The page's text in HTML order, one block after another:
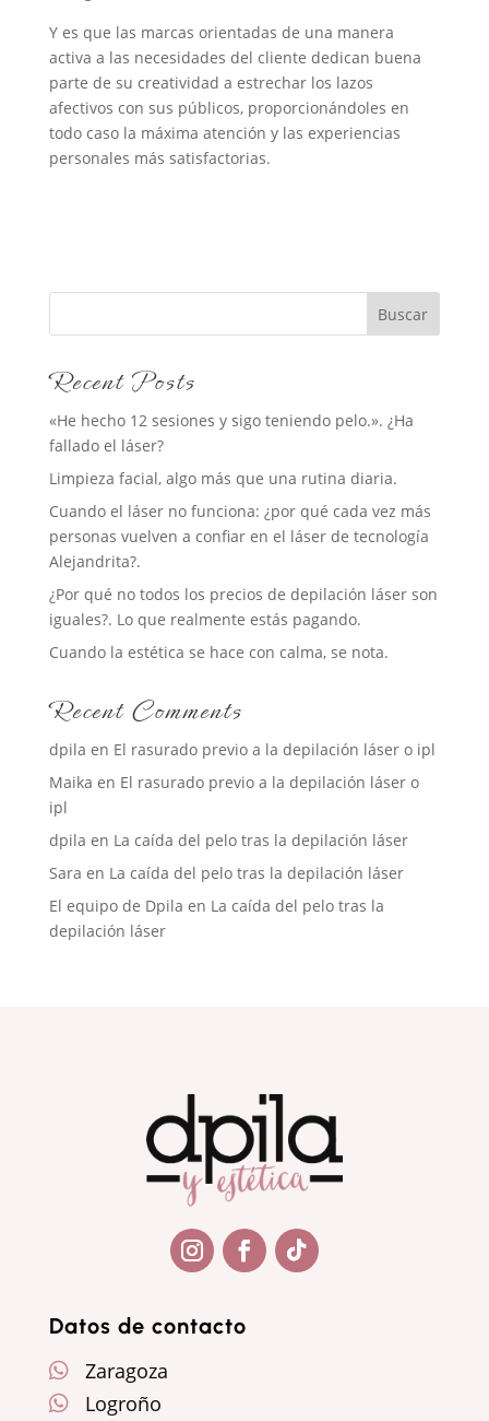
Y es que las marcas orientadas de una manera
activa a las necesidades del cliente dedican buena
parte de su creatividad a estrechar los lazos
afectivos con sus públicos, proporcionándoles en
todo caso la máxima atención y las experiencias
personales más satisfactorias.
Buscar
Recent Posts
«He hecho 12 sesiones y sigo teniendo pelo.». ¿Ha
fallado el láser?
Limpieza facial, algo más que una rutina diaria.
Cuando el láser no funciona: ¿por qué cada vez más
personas vuelven a confiar en el láser de tecnología
Alejandrita?.
¿Por qué no todos los precios de depilación láser son
iguales?. Lo que realmente estás pagando.
Cuando la estética se hace con calma, se nota.
Recent Comments
dpila en El rasurado previo a la depilación láser o ipl
Maika en El rasurado previo a la depilación láser o
ipl
dpila en La caída del pelo tras la depilación láser
Sara en La caída del pelo tras la depilación láser
El equipo de Dpila en La caída del pelo tras la
depilación láser
Datos de contacto
 Zaragoza
 Logroño